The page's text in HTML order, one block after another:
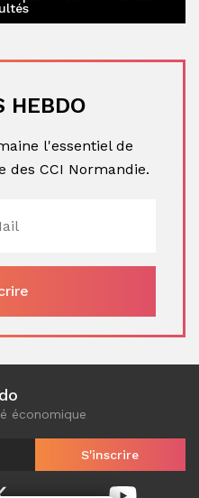
HEBDO
l'essentiel de
des CCI Normandie.
économique